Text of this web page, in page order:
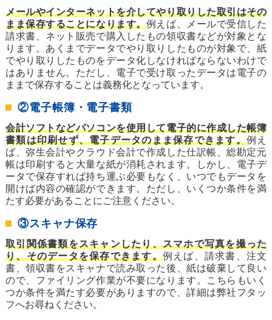
メールやインターネットを介してやり取りした取引はその
まま保存することになります。例えば、メールで受信した
請求書、ネット販売で購入したもの領収書などが対象とな
ります。あくまでデータでやり取りしたものが対象で、紙
でやり取りしたものをデータ化しなければならないわけで
はありません。ただし、電子で受け取ったデータは電子の
ままで保存することは義務化となっています。
②電子帳簿・電子書類
会計ソフトなどパソコンを使用して電子的に作成した帳簿
書類は印刷せず、電子データのまま保存できます。例え
ば、弥生会計やクラウド会計で作成した仕訳帳、総勘定元
帳は印刷すると大量な紙が消耗されます。しかし、電子デ
ータで保存すれば持ち運ぶ必要もなく、いつでもデータを
開けば内容の確認ができます。ただし、いくつか条件を満
たす必要があることにご注意ください。
③スキャナ保存
取引関係書類をスキャンしたり、スマホで写真を撮った
り、そのデータを保存できます。例えば、請求書、注文
書、領収書をスキャナで読み取った後、紙は破棄して良い
ので、ファイリング作業が不要になります。こちらもいく
つか条件を満たす必要がありますので、詳細は弊社フタッ
フへお尋ねください。